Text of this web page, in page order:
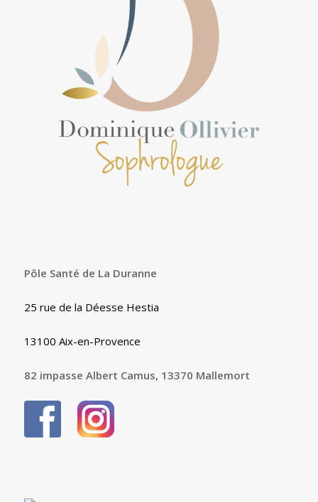
Pôle Santé de La Duranne
25 rue de la Déesse Hestia
13100 Aix-en-Provence
82 impasse Albert Camus, 13370 Mallemort